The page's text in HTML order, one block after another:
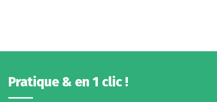
Pratique & en 1 clic !